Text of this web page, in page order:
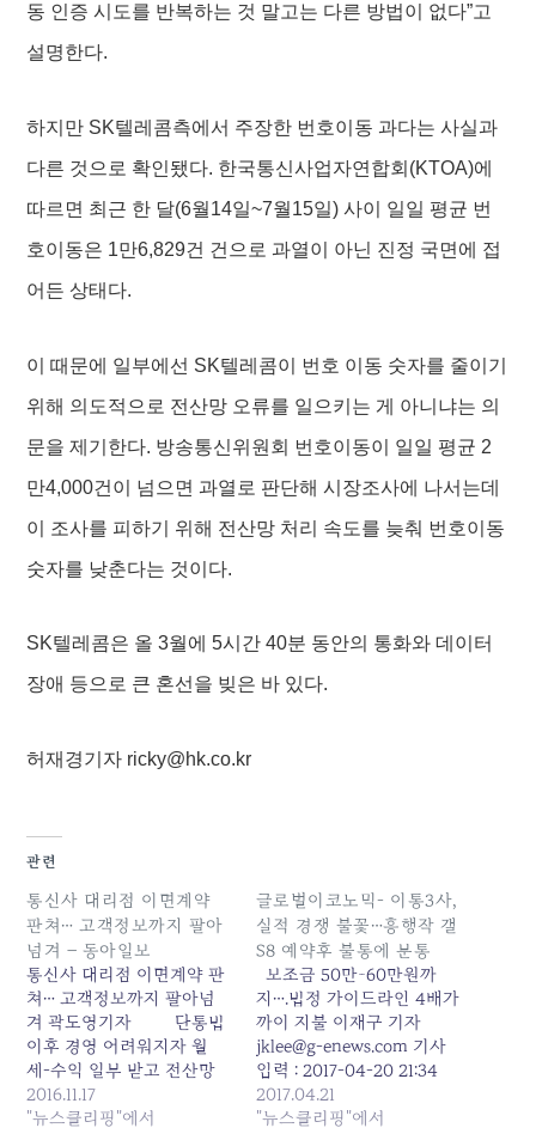
동 인증 시도를 반복하는 것 말고는 다른 방법이 없다”고
설명한다.
하지만 SK텔레콤측에서 주장한 번호이동 과다는 사실과
다른 것으로 확인됐다. 한국통신사업자연합회(KTOA)에
따르면 최근 한 달(6월14일~7월15일) 사이 일일 평균 번
호이동은 1만6,829건 건으로 과열이 아닌 진정 국면에 접
어든 상태다.
이 때문에 일부에선 SK텔레콤이 번호 이동 숫자를 줄이기
위해 의도적으로 전산망 오류를 일으키는 게 아니냐는 의
문을 제기한다. 방송통신위원회 번호이동이 일일 평균 2
만4,000건이 넘으면 과열로 판단해 시장조사에 나서는데
이 조사를 피하기 위해 전산망 처리 속도를 늦춰 번호이동
숫자를 낮춘다는 것이다.
SK텔레콤은 올 3월에 5시간 40분 동안의 통화와 데이터
장애 등으로 큰 혼선을 빚은 바 있다.
허재경기자 ricky@hk.co.kr
관련
통신사 대리점 이면계약
판쳐… 고객정보까지 팔아
넘겨 – 동아일보
통신사 대리점 이면계약 판
쳐… 고객정보까지 팔아넘
겨 곽도영기자 단통법
이후 경영 어려워지자 월
세-수익 일부 받고 전산망
넘겨 정보교육 안받고 버
젓이 위탁영업… 이통사 “말
2016.11.17
"뉴스클리핑"에서
글로벌이코노믹- 이통3사,
실적 경쟁 불꽃…흥행작 갤
S8 예약후 불통에 분통
보조금 50만~60만원까
지….법정 가이드라인 4배가
까이 지불 이재구 기자
jklee@g-enews.com 기사
입력 : 2017-04-20 21:34
역대 최강 흥행작 삼성전자
갤럭시S8이 18일 개통되면
2017.04.21
"뉴스클리핑"에서